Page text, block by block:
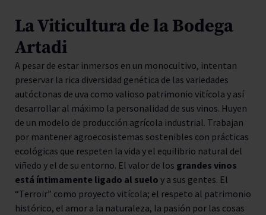
La Viticultura de la Bodega
Artadi
A pesar de estar inmersos en un monocultivo, intentan
preservar la rica diversidad genética de las variedades
autóctonas de uva como valioso patrimonio vitícola y así
desarrollar al máximo la personalidad de sus vinos. Huyen
de un modelo de producción agrícola industrial. Trabajan
por mantener agroecosistemas sostenibles con prácticas
ecológicas que respeten la vida y el equilibrio natural del
viñedo y el de su entorno. El valor de los grandes vinos
está íntimamente ligado al suelo y a sus gentes. El
“Terroir” como proyecto vitícola; el respeto al patrimonio
histórico, el amor a la naturaleza, la pasión por las cosas